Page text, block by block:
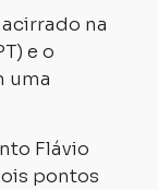
na
e o
uma
Flávio
pontos